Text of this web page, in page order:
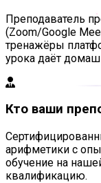
Преподаватель
(Zoom/Google
тренажёры
урока даёт
Кто ваши
арифметики с
обучение на
квалификацию.